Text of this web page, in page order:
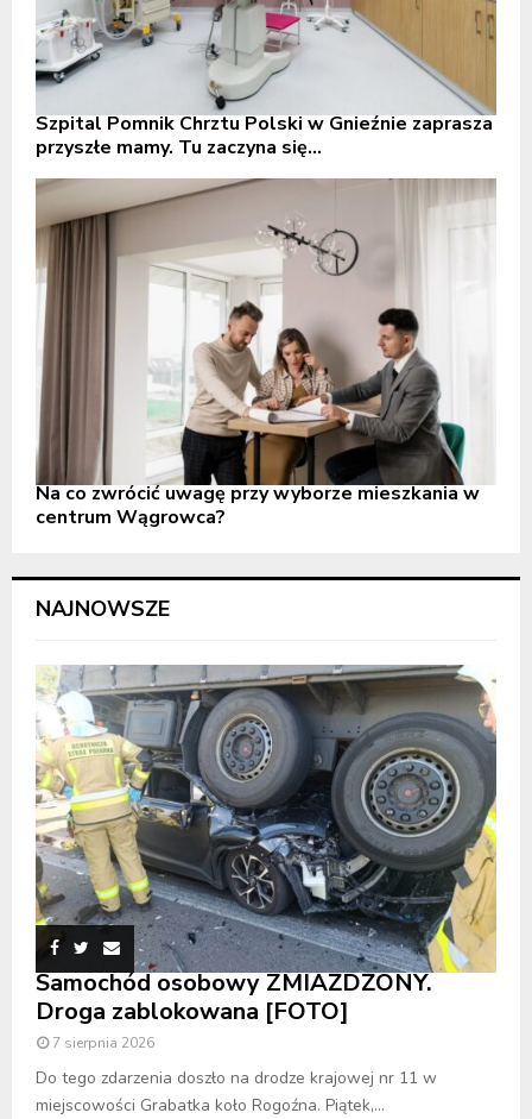
Szpital Pomnik Chrztu Polski w Gnieźnie zaprasza
przyszłe mamy. Tu zaczyna się...
Na co zwrócić uwagę przy wyborze mieszkania w
centrum Wągrowca?
NAJNOWSZE
Samochód osobowy ZMIAŻDŻONY.
Droga zablokowana [FOTO]
7 sierpnia 2026
Do tego zdarzenia doszło na drodze krajowej nr 11 w
miejscowości Grabatka koło Rogoźna. Piątek,...